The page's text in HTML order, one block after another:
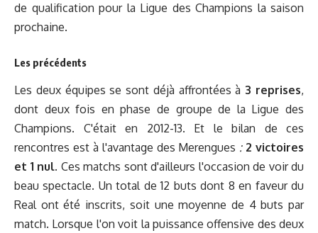
de qualification pour la Ligue des Champions la saison
prochaine.
Les précédents
Les deux équipes se sont déjà affrontées à 3 reprises,
dont deux fois en phase de groupe de la Ligue des
Champions. C'était en 2012-13. Et le bilan de ces
rencontres est à l'avantage des Merengues : 2 victoires
et 1 nul. Ces matchs sont d'ailleurs l'occasion de voir du
beau spectacle. Un total de 12 buts dont 8 en faveur du
Real ont été inscrits, soit une moyenne de 4 buts par
match. Lorsque l'on voit la puissance offensive des deux